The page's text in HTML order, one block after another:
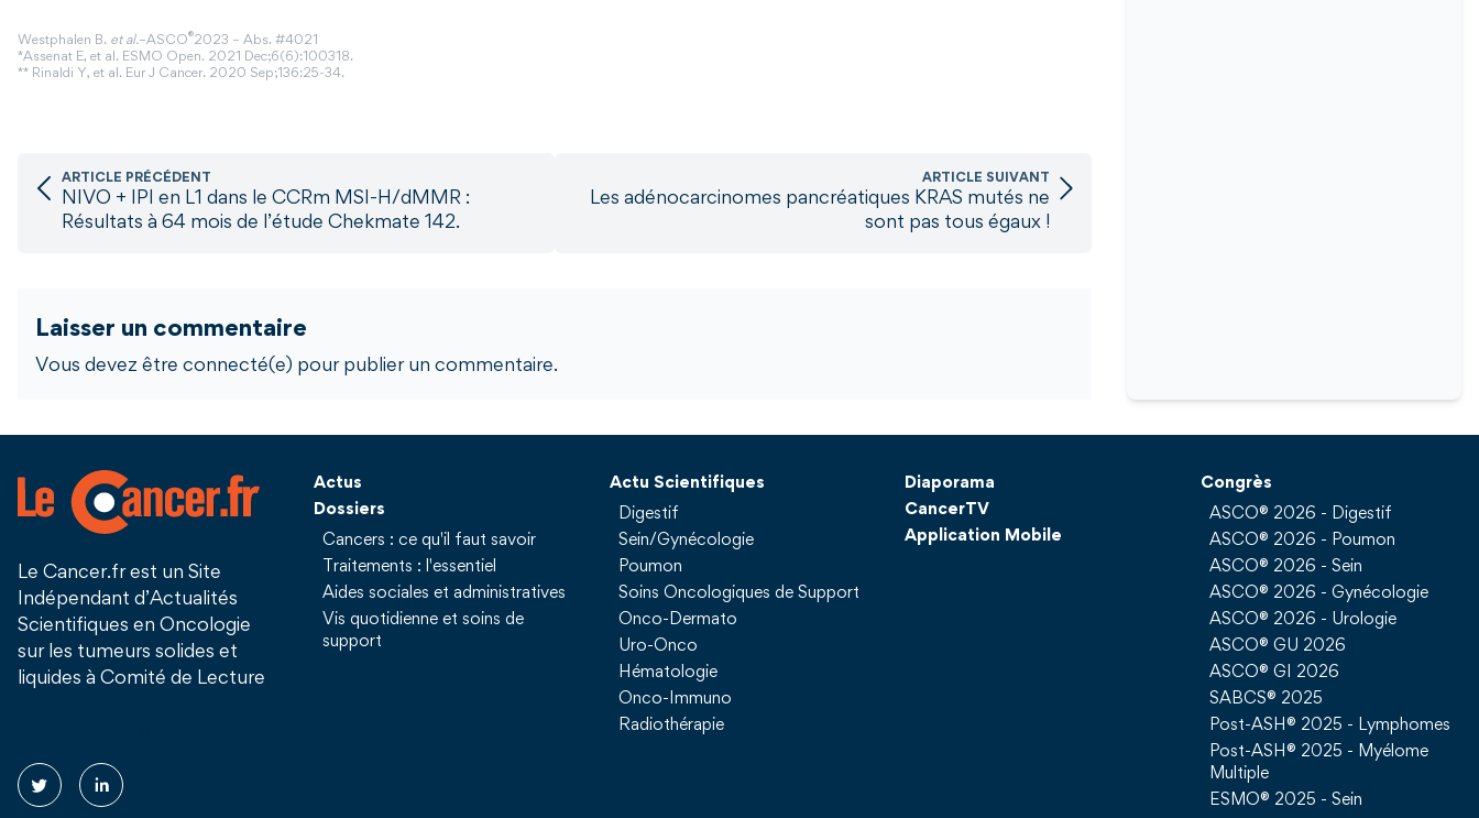
Westphalen B. et al.–ASCO®2023 – Abs. #4021
*Assenat E, et al. ESMO Open. 2021 Dec;6(6):100318.
** Rinaldi Y, et al. Eur J Cancer. 2020 Sep;136:25-34.
ARTICLE PRÉCÉDENT
NIVO + IPI en L1 dans le CCRm MSI-H/dMMR :
Résultats à 64 mois de l’étude Chekmate 142.
ARTICLE SUIVANT
Les adénocarcinomes pancréatiques KRAS mutés ne
sont pas tous égaux !
Laisser un commentaire
Vous devez être connecté(e) pour publier un commentaire.
Le Cancer.fr est un Site
Indépendant d’Actualités
Scientifiques en Oncologie
sur les tumeurs solides et
liquides à Comité de Lecture
Actus
Dossiers
Cancers : ce qu'il faut savoir
Traitements : l'essentiel
Aides sociales et administratives
Vis quotidienne et soins de
support
Actu Scientifiques
Digestif
Sein/Gynécologie
Poumon
Soins Oncologiques de Support
Onco-Dermato
Uro-Onco
Hématologie
Onco-Immuno
Radiothérapie
Diaporama
CancerTV
Application Mobile
Congrès
ASCO® 2026 - Digestif
ASCO® 2026 - Poumon
ASCO® 2026 - Sein
ASCO® 2026 - Gynécologie
ASCO® 2026 - Urologie
ASCO® GU 2026
ASCO® GI 2026
SABCS® 2025
Post-ASH® 2025 - Lymphomes
Post-ASH® 2025 - Myélome
Multiple
ESMO® 2025 - Sein